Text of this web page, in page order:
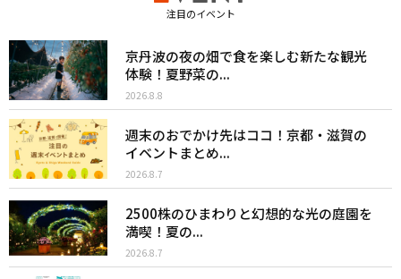
注目のイベント
京丹波の夜の畑で食を楽しむ新たな観光
体験！夏野菜の...
2026.8.8
週末のおでかけ先はココ！京都・滋賀の
イベントまとめ...
2026.8.7
2500株のひまわりと幻想的な光の庭園を
満喫！夏の...
2026.8.7